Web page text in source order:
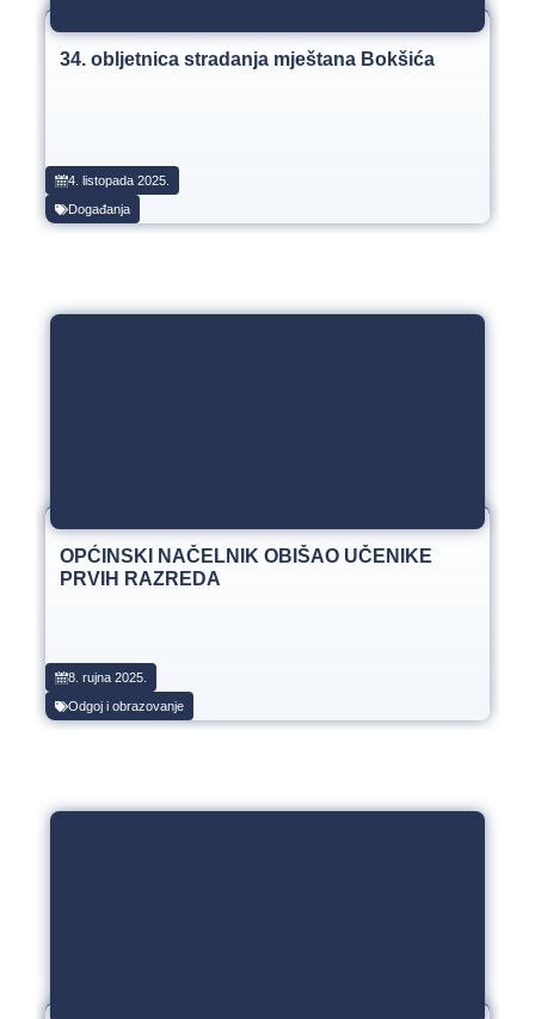
34. obljetnica stradanja mještana Bokšića
4. listopada 2025.
Događanja
OPĆINSKI NAČELNIK OBIŠAO UČENIKE
PRVIH RAZREDA
8. rujna 2025.
Odgoj i obrazovanje